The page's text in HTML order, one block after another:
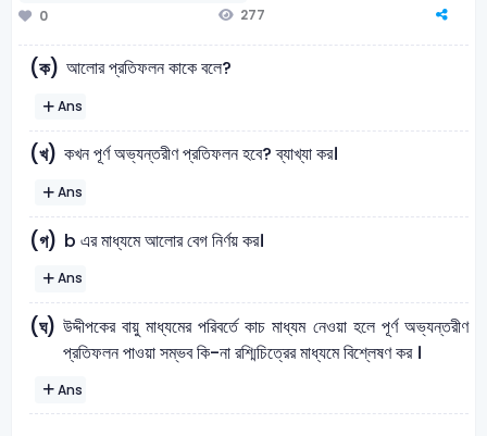
0
277
(ক) আলোর প্রতিফলন কাকে বলে?
Ans
(খ) কখন পূর্ণ অভ্যন্তরীণ প্রতিফলন হবে? ব্যাখ্যা কর।
Ans
(গ) b এর মাধ্যমে আলোর বেগ নির্ণয় কর।
Ans
(ঘ) উদ্দীপকের বায়ু মাধ্যমের পরিবর্তে কাচ মাধ্যম নেওয়া হলে পূর্ণ অভ্যন্তরীণ
প্রতিফলন পাওয়া সম্ভব কি-না রশ্মিচিত্রের মাধ্যমে বিশ্লেষণ কর ।
Ans